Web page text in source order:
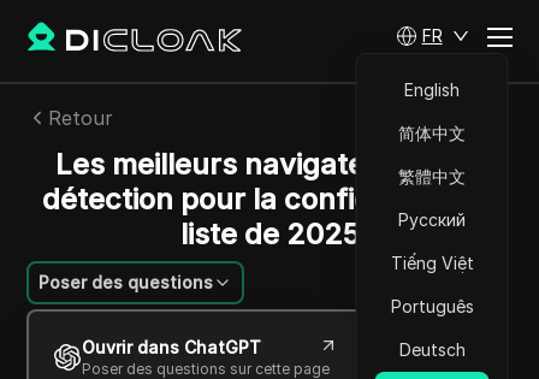
FR
English
简体中文
繁體中文
Русский
Tiếng Việt
Português
Deutsch
Retour
Les meilleurs navigateurs anti-
détection pour la confidentialité :
liste de 2025
Poser des questions
Ouvrir dans ChatGPT
Poser des questions sur cette page
Mikhail Kozlov
22 oct. 2025 7 min de lecture